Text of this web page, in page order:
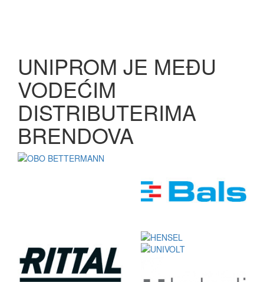
UNIPROM JE MEĐU
VODEĆIM
DISTRIBUTERIMA
BRENDOVA